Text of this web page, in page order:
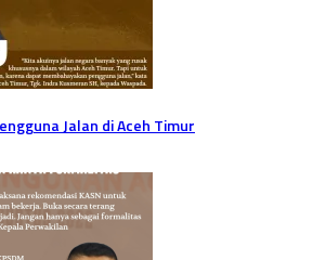
Jalan di Aceh Timur